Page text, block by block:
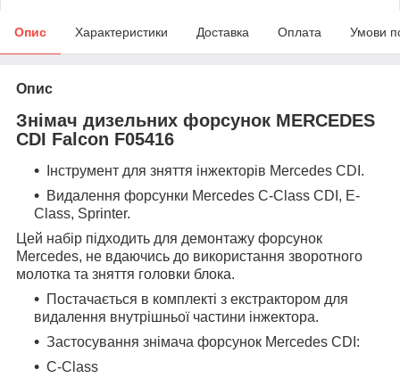
Опис Характеристики Доставка Оплата Умови
Опис
Знімач дизельних форсунок MERCEDES
CDI Falcon F05416
Інструмент для зняття інжекторів Mercedes CDI.
Видалення форсунки Mercedes C-Class CDI, E-
Class, Sprinter.
Цей набір підходить для демонтажу форсунок
Mercedes, не вдаючись до використання зворотного
молотка та зняття головки блока.
Постачається в комплекті з екстрактором для
видалення внутрішньої частини інжектора.
Застосування знімача форсунок Mercedes CDI:
C-Class